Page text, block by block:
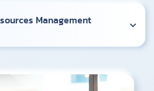
Management